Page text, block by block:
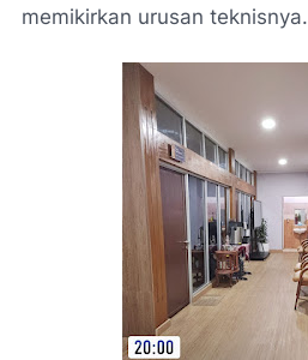
memikirkan urusan teknisnya.